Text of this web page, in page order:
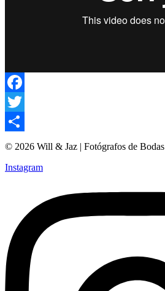
Facebook
Twitter
Compartir
© 2026 Will & Jaz | Fotógrafos de Bodas
Instagram